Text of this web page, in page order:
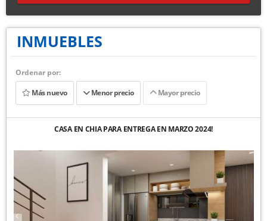
INMUEBLES
Ordenar por:
Más nuevo
Menor precio Mayor precio
CASA EN CHIA PARA ENTREGA EN MARZO 2024!